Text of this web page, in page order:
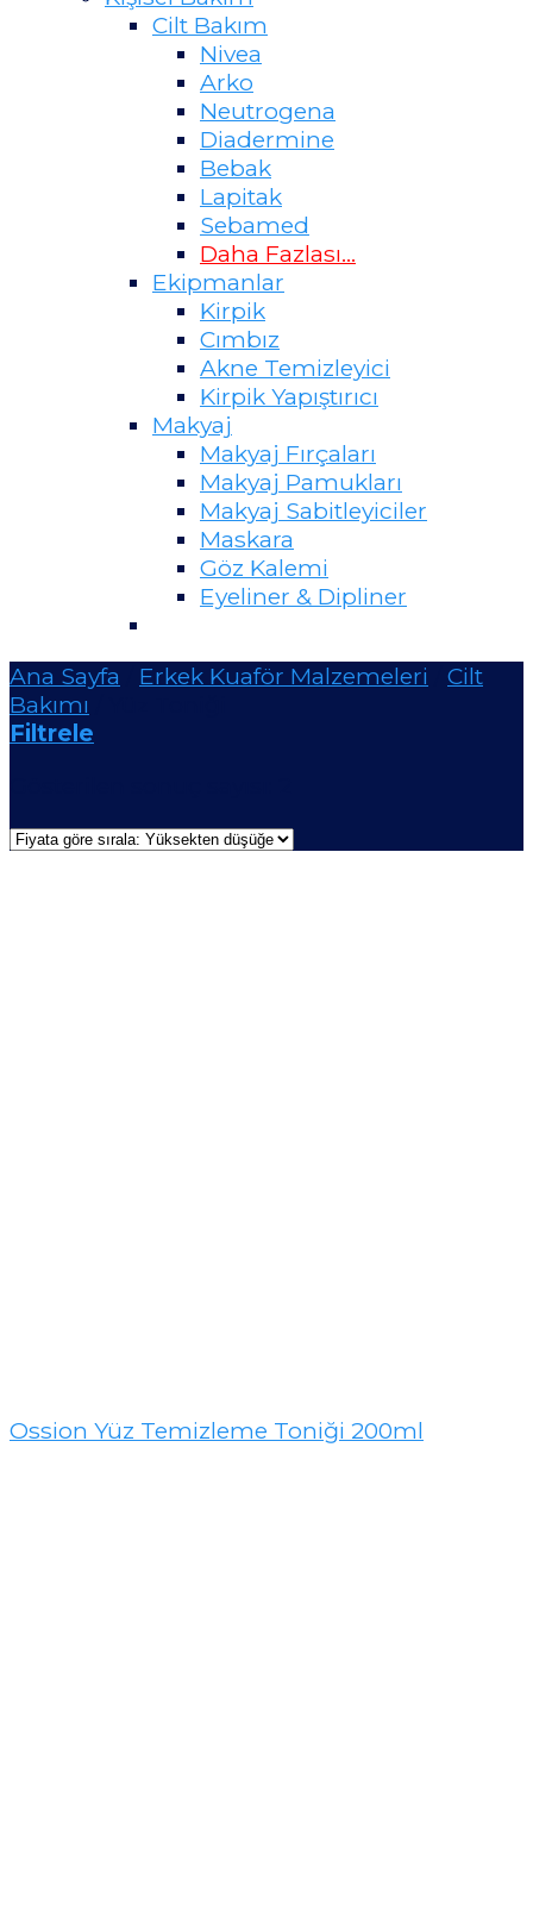
Cilt Bakım
Nivea
Arko
Neutrogena
Diadermine
Bebak
Lapitak
Sebamed
Daha Fazlası...
Ekipmanlar
Kirpik
Cımbız
Akne Temizleyici
Kirpik Yapıştırıcı
Makyaj
Makyaj Fırçaları
Makyaj Pamukları
Makyaj Sabitleyiciler
Maskara
Göz Kalemi
Eyeliner & Dipliner
Ana Sayfa Erkek Kuaför Malzemeleri
Cilt
Bakımı
Filtrele
Ossion Yüz Temizleme Toniği 200ml